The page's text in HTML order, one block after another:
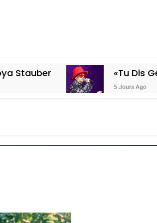
«Tu Dis Génocide,
5 Jours Ago